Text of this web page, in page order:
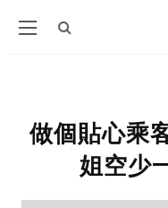
做個貼心乘
姐空少